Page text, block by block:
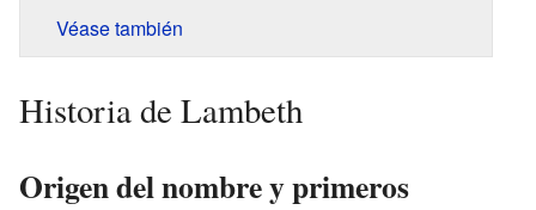
Véase también
Historia de Lambeth
Origen del nombre y primeros